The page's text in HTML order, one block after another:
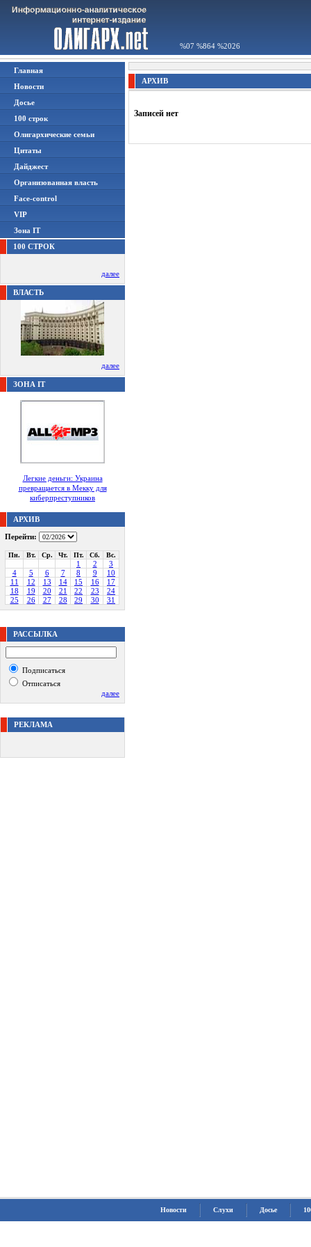
%07 %864 %2026
Главная
Новости
Досье
100 строк
Олигархические семьи
Цитаты
Дайджест
Организованная власть
Face-control
VIP
Зона IT
100 СТРОК
далее
ВЛАСТЬ
далее
ЗОНА IT
Легкие деньги: Украина
превращается в Мекку для
киберпреступников
АРХИВ
Перейти:
Пн. Вт. Ср. Чт. Пт. Сб. Вс.
1 2
3
4
5 6 7 8 9
10
11
12 13 14 15 16
17
18
19 20 21 22 23
24
25
26 27 28 29 30 31
РАССЫЛКА
Подписаться
Отписаться
далее
РЕКЛАМА
АРХИВ
Записей нет
Новости Слухи Досье